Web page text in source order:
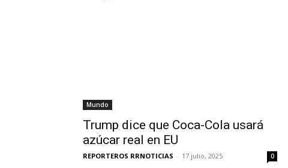
Mundo
Trump dice que Coca-Cola usará
azúcar real en EU
REPORTEROS RRNOTICIAS - 17 julio, 2025 0